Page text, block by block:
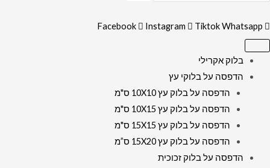
Facebook Instagram TiktokWhatsapp
בלוק אקרילי
הדפסה על בלוקי עץ
הדפסה על בלוק עץ 10X10 ס"מ
הדפסה על בלוק עץ 10X15 ס"מ
הדפסה על בלוק עץ 15X15 ס"מ
הדפסה על בלוק עץ 15X20 ס”מ
הדפסה על בלוק זכוכית
על
קנבס
או
זכוכית